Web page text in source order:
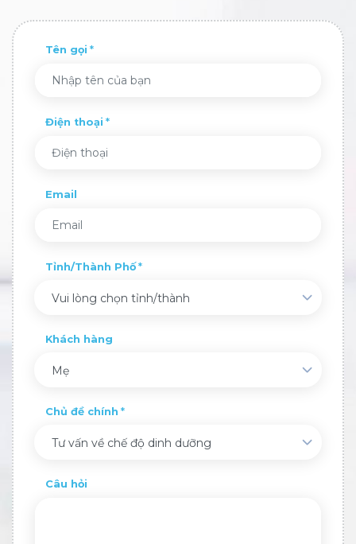
Tên gọi
Điện thoại
Email
Tỉnh/Thành Phố
Vui lòng chọn tỉnh/thành
Khách hàng
Mẹ
Chủ đề chính
Tư vấn về chế độ dinh dưỡng
Câu hỏi